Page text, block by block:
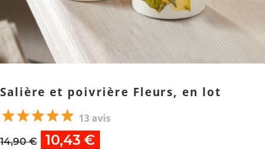
Salière et poivrière Fleurs, en lot
13 avis
14,90 € 10,43 €